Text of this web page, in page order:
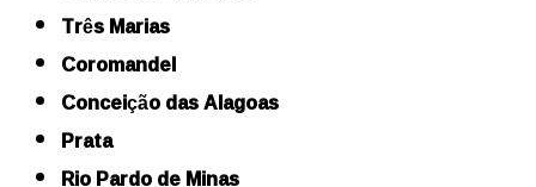
Três Marias
Coromandel
Conceição das Alagoas
Prata
Rio Pardo de Minas